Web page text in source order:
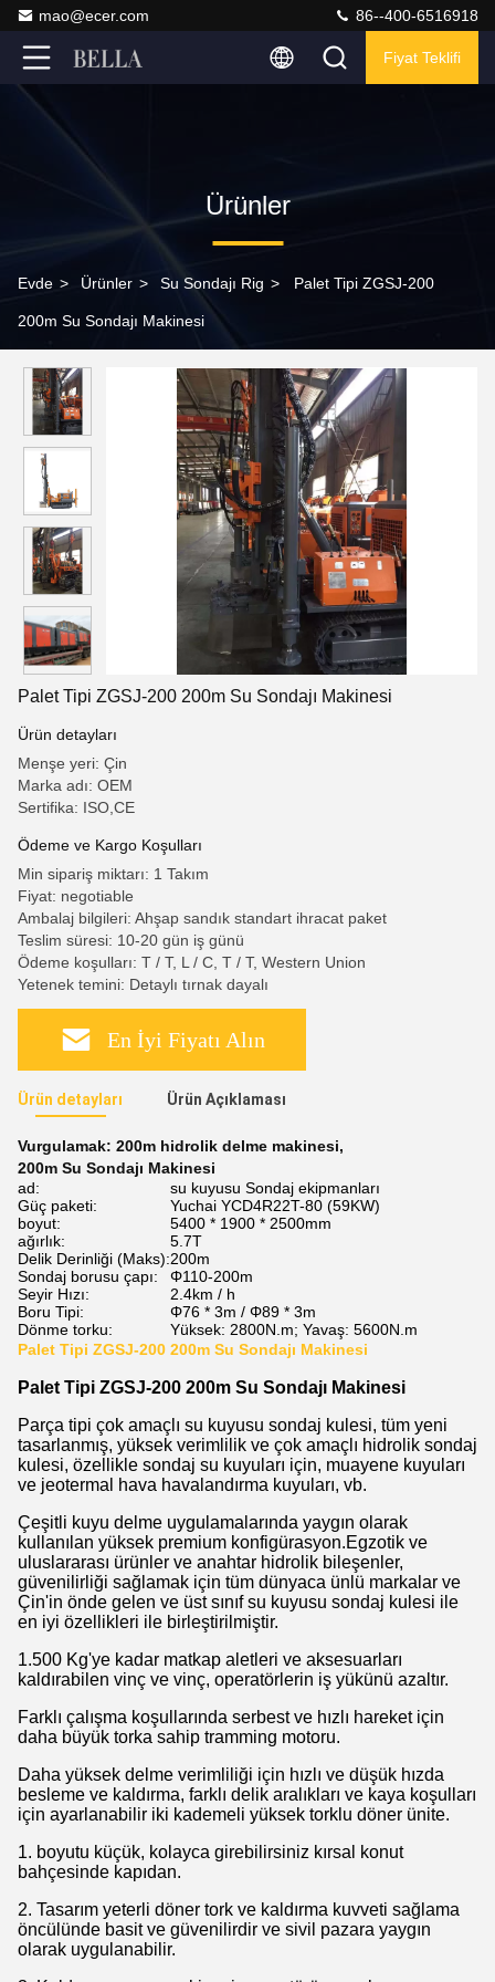
mao@ecer.com 86--400-6516918
Fiyat Teklifi
Ürünler
Evde > Ürünler > Su Sondajı Rig > Palet Tipi ZGSJ-200
200m Su Sondajı Makinesi
Palet Tipi ZGSJ-200 200m Su Sondajı Makinesi
Ürün detayları
Menşe yeri: Çin
Marka adı: OEM
Sertifika: ISO,CE
Ödeme ve Kargo Koşulları
Min sipariş miktarı: 1 Takım
Fiyat: negotiable
Ambalaj bilgileri: Ahşap sandık standart ihracat paket
Teslim süresi: 10-20 gün iş günü
Ödeme koşulları: T / T, L / C, T / T, Western Union
Yetenek temini: Detaylı tırnak dayalı
En İyi Fiyatı Alın
Ürün detayları Ürün Açıklaması
Vurgulamak: 200m hidrolik delme makinesi,
200m Su Sondajı Makinesi
ad:
su kuyusu Sondaj ekipmanları
Güç paketi:
Yuchai YCD4R22T-80 (59KW)
boyut:
5400 * 1900 * 2500mm
ağırlık:
5.7T
Delik Derinliği (Maks):200m
Sondaj borusu çapı:
Φ110-200m
Seyir Hızı:
2.4km / h
Boru Tipi:
Φ76 * 3m / Φ89 * 3m
Dönme torku:
Yüksek: 2800N.m; Yavaş: 5600N.m
Palet Tipi ZGSJ-200 200m Su Sondajı Makinesi
Palet Tipi ZGSJ-200 200m Su Sondajı Makinesi
Parça tipi çok amaçlı su kuyusu sondaj kulesi, tüm yeni
tasarlanmış, yüksek verimlilik ve çok amaçlı hidrolik sondaj
kulesi, özellikle sondaj su kuyuları için, muayene kuyuları
ve jeotermal hava havalandırma kuyuları, vb.
Çeşitli kuyu delme uygulamalarında yaygın olarak
kullanılan yüksek premium konfigürasyon.Egzotik ve
uluslararası ürünler ve anahtar hidrolik bileşenler,
güvenilirliği sağlamak için tüm dünyaca ünlü markalar ve
Çin'in önde gelen ve üst sınıf su kuyusu sondaj kulesi ile
en iyi özellikleri ile birleştirilmiştir.
1.500 Kg'ye kadar matkap aletleri ve aksesuarları
kaldırabilen vinç ve vinç, operatörlerin iş yükünü azaltır.
Farklı çalışma koşullarında serbest ve hızlı hareket için
daha büyük torka sahip tramming motoru.
Daha yüksek delme verimliliği için hızlı ve düşük hızda
besleme ve kaldırma, farklı delik aralıkları ve kaya koşulları
için ayarlanabilir iki kademeli yüksek torklu döner ünite.
1. boyutu küçük, kolayca girebilirsiniz kırsal konut
bahçesinde kapıdan.
2. Tasarım yeterli döner tork ve kaldırma kuvveti sağlama
öncülünde basit ve güvenilirdir ve sivil pazara yaygın
olarak uygulanabilir.